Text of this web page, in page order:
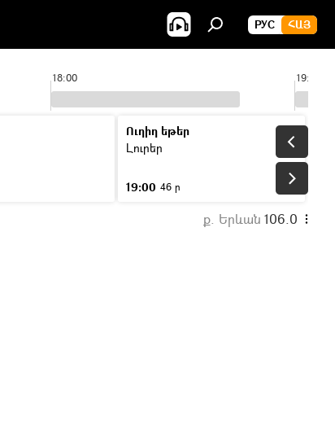
РУС ՀԱՅ
18:00 19:00
Ուղիղ եթեր
Լուրեր
19:00 46 ր
ք. Երևան 106.0